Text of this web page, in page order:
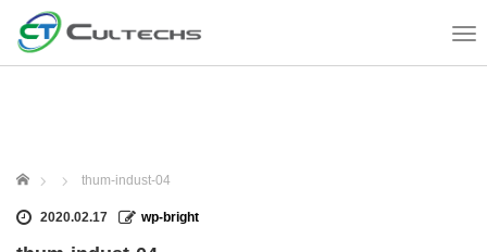
T
ホーム thum-indust-04
2020.02.17 wp-bright